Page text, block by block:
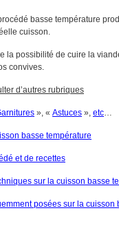
basse température
cuisson.
la possibilité de cuire la
convives.
d’autres rubriques
», « Astuces », etc…
basse température
et de recettes
sur la cuisson basse
posées sur la cuisson